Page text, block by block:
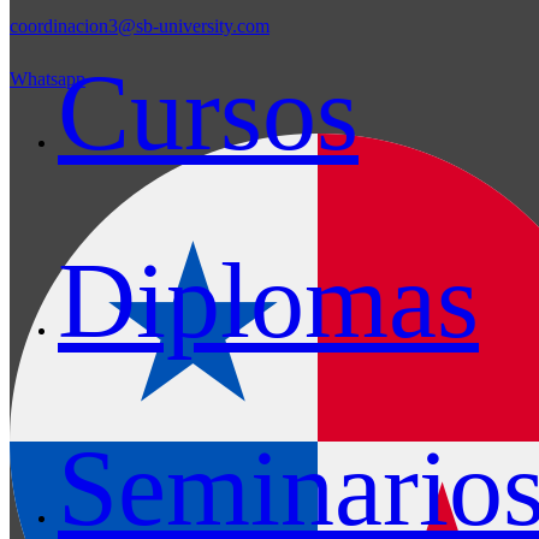
Cursos
Diplomas
coordinacion3@sb-university.com
Whatsapp